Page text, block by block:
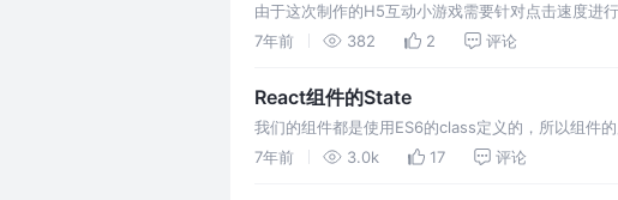
由于这次制作的H5互动小游戏需要针对点击速度进
后页面卡顿的现象，由于动画的卡顿，导致页面上
7年前 382 2 评论
React组件的State
我们的组件都是使用ES6的class定义的，所以组件
的定义的，class只不过是ES6提供的语法糖，所以
7年前 3.0k 17 评论